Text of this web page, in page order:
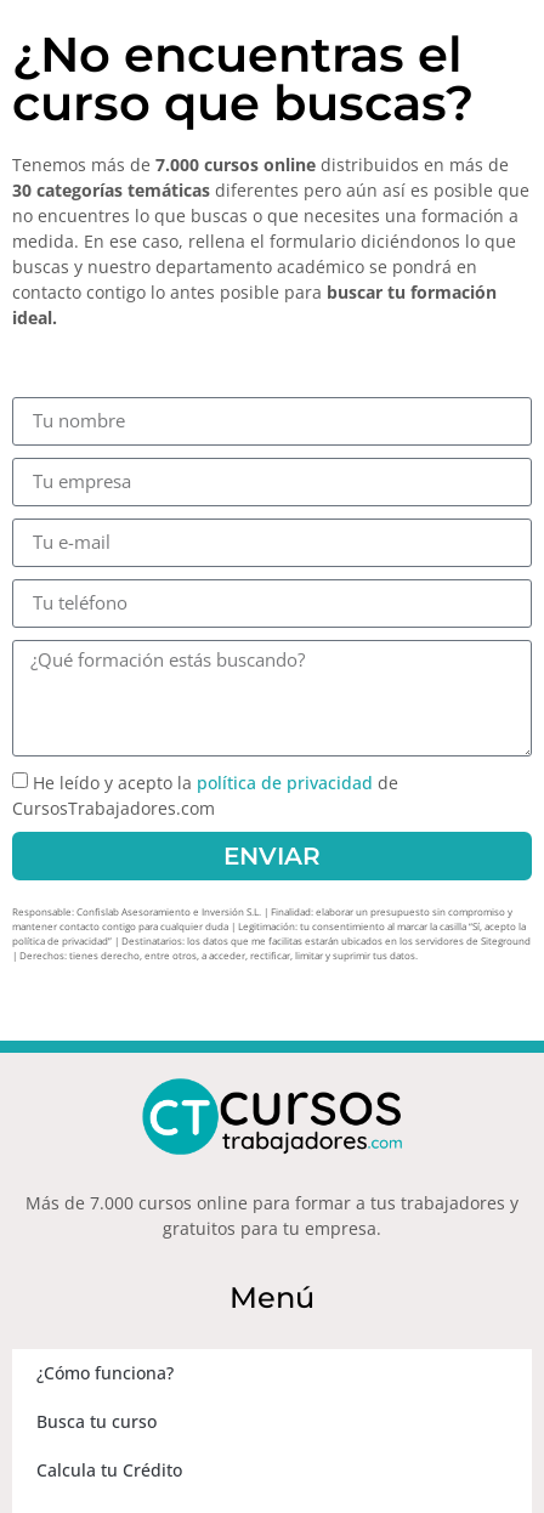
¿No encuentras el
curso que buscas?
Tenemos más de 7.000 cursos online distribuidos en más de
30 categorías temáticas diferentes pero aún así es posible que
no encuentres lo que buscas o que necesites una formación a
medida. En ese caso, rellena el formulario diciéndonos lo que
buscas y nuestro departamento académico se pondrá en
contacto contigo lo antes posible para buscar tu formación
ideal.
He leído y acepto la política de privacidad de
CursosTrabajadores.com
ENVIAR
Responsable: Confislab Asesoramiento e Inversión S.L. | Finalidad: elaborar un presupuesto sin compromiso y
mantener contacto contigo para cualquier duda | Legitimación: tu consentimiento al marcar la casilla “Sí, acepto la
política de privacidad” | Destinatarios: los datos que me facilitas estarán ubicados en los servidores de Siteground
| Derechos: tienes derecho, entre otros, a acceder, rectificar, limitar y suprimir tus datos.
Más de 7.000 cursos online para formar a tus trabajadores y
gratuitos para tu empresa.
Menú
¿Cómo funciona?
Busca tu curso
Calcula tu Crédito